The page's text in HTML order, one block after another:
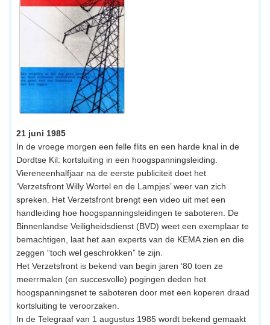
21 juni 1985
In de vroege morgen een felle flits en een harde knal in de
Dordtse Kil: kortsluiting in een hoogspanningsleiding.
Viereneenhalfjaar na de eerste publiciteit doet het
‘Verzetsfront Willy Wortel en de Lampjes’ weer van zich
spreken. Het Verzetsfront brengt een video uit met een
handleiding hoe hoogspanningsleidingen te saboteren. De
Binnenlandse Veiligheidsdienst (BVD) weet een exemplaar te
bemachtigen, laat het aan experts van de KEMA zien en die
zeggen “toch wel geschrokken” te zijn.
Het Verzetsfront is bekend van begin jaren ‘80 toen ze
meerrmalen (en succesvolle) pogingen deden het
hoogspanningsnet te saboteren door met een koperen draad
kortsluiting te veroorzaken.
In de Telegraaf van 1 augustus 1985 wordt bekend gemaakt